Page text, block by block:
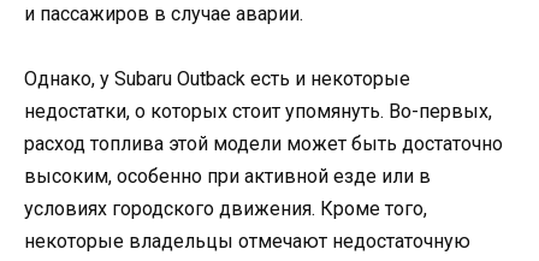
и пассажиров в случае аварии.
Однако, у Subaru Outback есть и некоторые
недостатки, о которых стоит упомянуть. Во-первых,
расход топлива этой модели может быть достаточно
высоким, особенно при активной езде или в
условиях городского движения. Кроме того,
некоторые владельцы отмечают недостаточную